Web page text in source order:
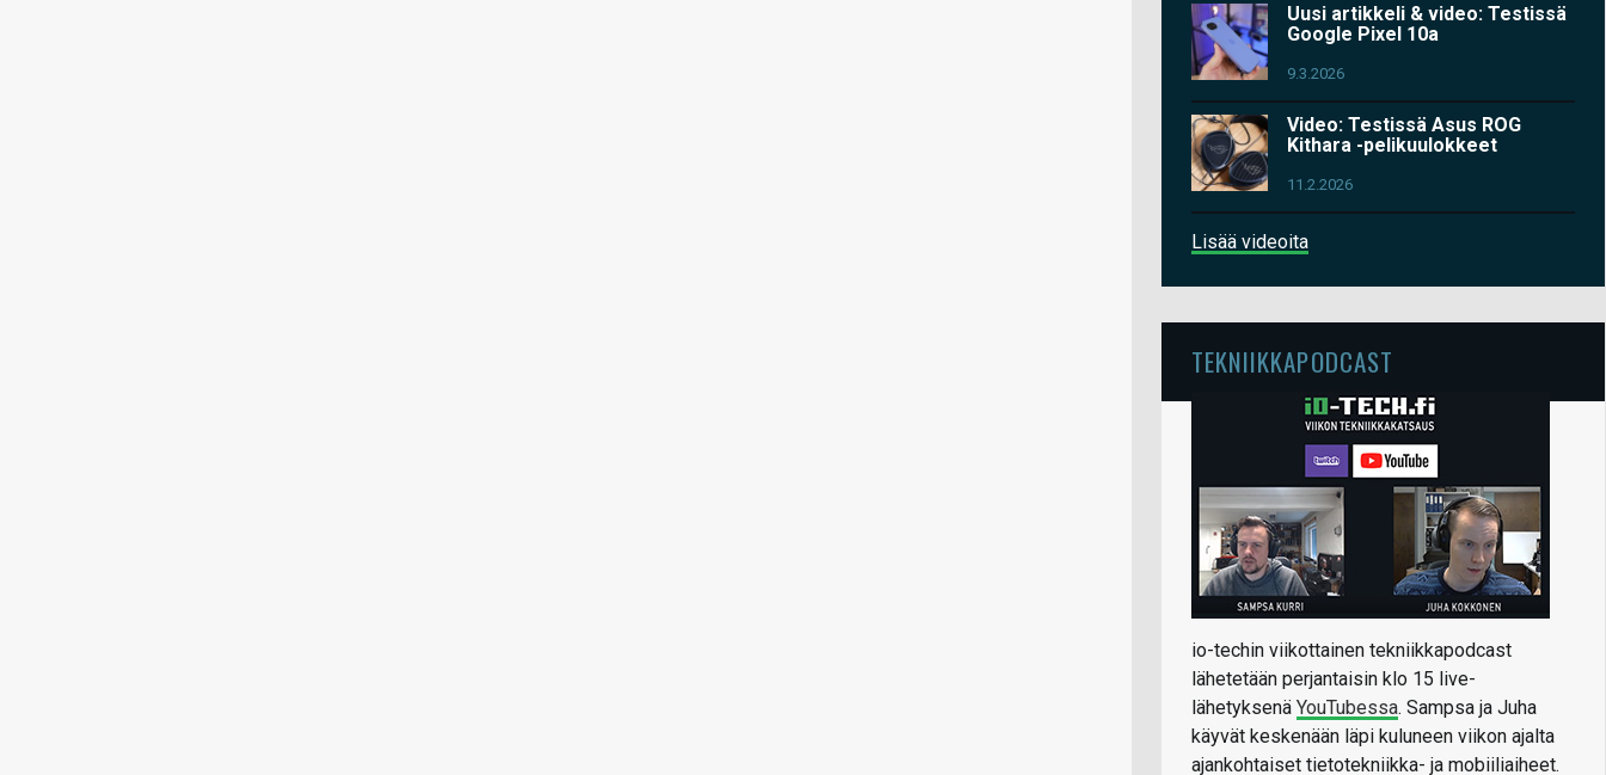
Uusi artikkeli & video: Testissä
Google Pixel 10a
9.3.2026
Video: Testissä Asus ROG
Kithara -pelikuulokkeet
11.2.2026
Lisää videoita
TEKNIIKKAPODCAST
io-techin viikottainen tekniikkapodcast
lähetetään perjantaisin klo 15 live-
lähetyksenä YouTubessa. Sampsa ja Juha
käyvät keskenään läpi kuluneen viikon ajalta
ajankohtaiset tietotekniikka- ja mobiiliaiheet.